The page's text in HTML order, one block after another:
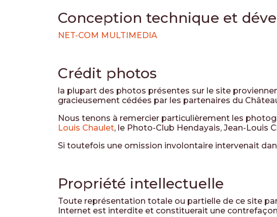
Conception technique et
NET-COM MULTIMEDIA
Crédit photos
la plupart des photos présentes sur le site
gracieusement cédées par les partenaires du
Nous tenons à remercier particulièrement les
Louis Chaulet, le Photo-Club Hendayais, Jean-Louis
Si toutefois une omission involontaire intervenait
Propriété intellectuelle
Toute représentation totale ou partielle de ce site
Internet est interdite et constituerait une